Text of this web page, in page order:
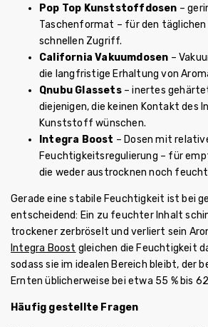
Pop Top Kunststoffdosen –
Taschenformat – für den täglichen
schnellen Zugriff.
California Vakuumdosen –
die langfristige Erhaltung von
Qnubu Glassets– inertes
diejenigen, die keinen Kontakt des
Kunststoff wünschen.
Integra Boost – Dosen mit
Feuchtigkeitsregulierung – für
die weder austrocknen noch
Gerade eine stabile Feuchtigkeit ist bei
entscheidend: Ein zu feuchter Inhalt
trockener zerbröselt und verliert sein
Integra Boost gleichen die Feuchtigkeit
sodass sie im idealen Bereich bleibt, der
Ernten üblicherweise bei etwa 55 % bis
Häufig gestellte Fragen